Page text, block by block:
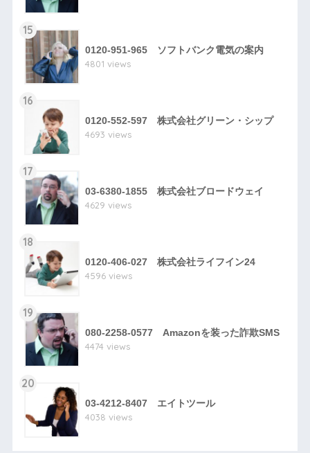
15
0120-951-965 ソフトバンク電気の案内
4801 views
16
0120-552-597 株式会社グリーン・シップ
4693 views
17
03-6380-1855 株式会社ブロードウェイ
4629 views
18
0120-406-027 株式会社ライフイン24
4596 views
19
080-2258-0577 Amazonを装った詐欺SMS
4474 views
20
03-4212-8407 エイトツール
4038 views